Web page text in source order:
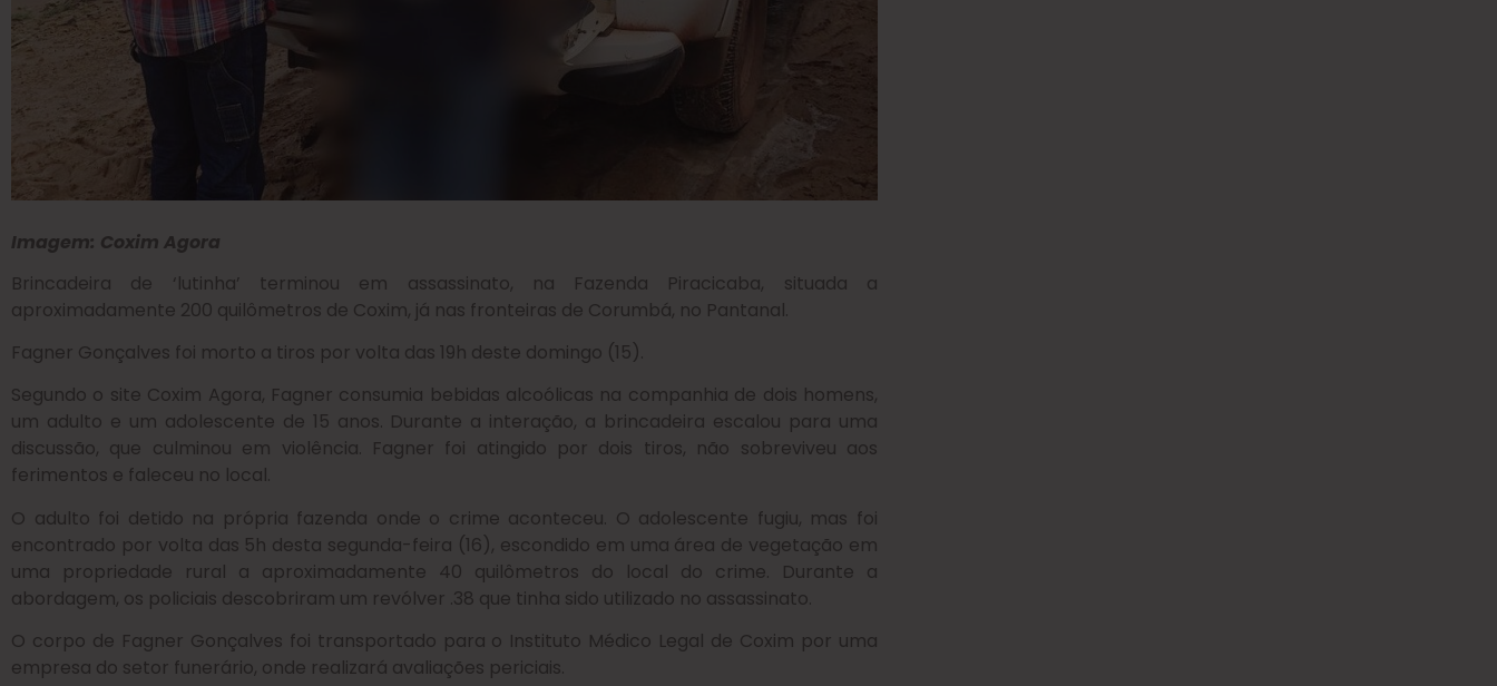
Imagem: Coxim Agora
Brincadeira de ‘lutinha’ terminou em assassinato, na Fazenda Piracicaba, situada a
aproximadamente 200 quilômetros de Coxim, já nas fronteiras de Corumbá, no Pantanal.
Fagner Gonçalves foi morto a tiros por volta das 19h deste domingo (15).
Segundo o site Coxim Agora, Fagner consumia bebidas alcoólicas na companhia de dois homens,
um adulto e um adolescente de 15 anos. Durante a interação, a brincadeira escalou para uma
discussão, que culminou em violência. Fagner foi atingido por dois tiros, não sobreviveu aos
ferimentos e faleceu no local.
O adulto foi detido na própria fazenda onde o crime aconteceu. O adolescente fugiu, mas foi
encontrado por volta das 5h desta segunda-feira (16), escondido em uma área de vegetação em
uma propriedade rural a aproximadamente 40 quilômetros do local do crime. Durante a
abordagem, os policiais descobriram um revólver .38 que tinha sido utilizado no assassinato.
O corpo de Fagner Gonçalves foi transportado para o Instituto Médico Legal de Coxim por uma
empresa do setor funerário, onde realizará avaliações periciais.